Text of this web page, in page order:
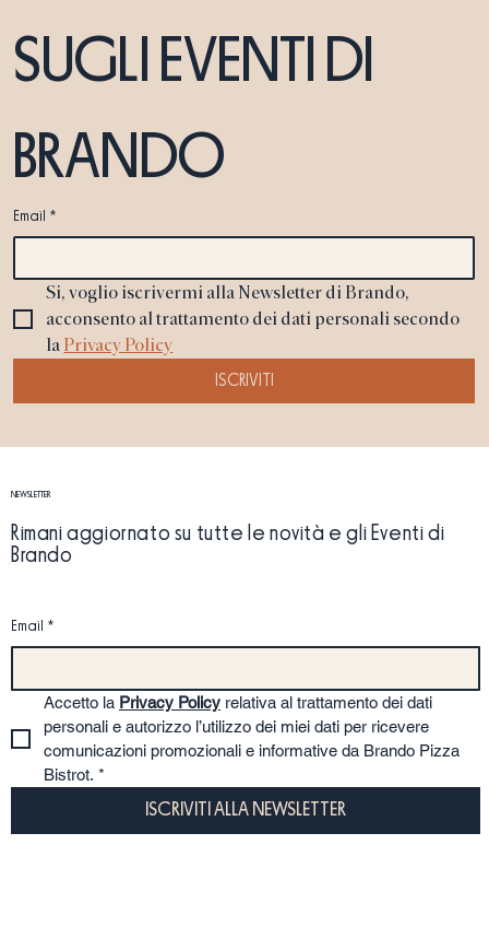
SUGLI EVENTI DI
BRANDO
Email *
Si, voglio iscrivermi alla Newsletter di Brando,
acconsento al trattamento dei dati personali secondo
la Privacy Policy
ISCRIVITI
NEWSLETTER
Rimani aggiornato su tutte le novità e gli Eventi di
Brando
Email *
Accetto la Privacy Policy relativa al trattamento dei dati
personali e autorizzo l’utilizzo dei miei dati per ricevere
comunicazioni promozionali e informative da Brando Pizza
Bistrot. *
ISCRIVITI ALLA NEWSLETTER